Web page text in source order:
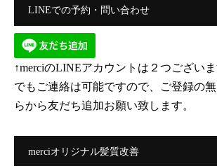
LINEでの予約・問い合わせ
↑merciのLINEアカウントは２つござい
でもご連絡は可能ですので、ご登録の
らから友だち追加お願い致します。
merciオリジナル髪質改善